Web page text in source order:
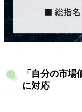
「自分の市
に対応